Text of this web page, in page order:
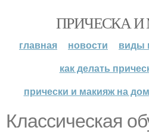
ПРИЧЕСКА
главная новости
виды
как делать
прически и макияж на
Классическая